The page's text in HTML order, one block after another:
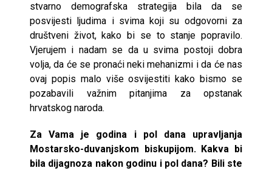
stvarno demografska strategija bila da se
posvijesti ljudima i svima koji su odgovorni za
društveni život, kako bi se to stanje popravilo.
Vjerujem i nadam se da u svima postoji dobra
volja, da će se pronaći neki mehanizmi i da će nas
ovaj popis malo više osvijestiti kako bismo se
pozabavili važnim pitanjima za opstanak
hrvatskog naroda.
Za Vama je godina i pol dana upravljanja
Mostarsko-duvanjskom biskupijom. Kakva bi
bila dijagnoza nakon godinu i pol dana? Bili ste